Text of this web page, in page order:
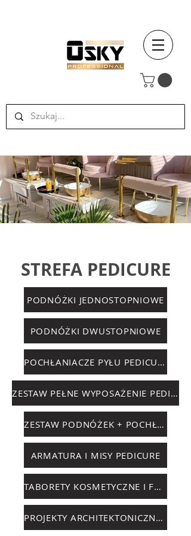
STREFA PEDICURE
PODNÓŻKI JEDNOSTOPNIOWE
PODNÓŻKI DWUSTOPNIOWE
POCHŁANIACZE PYŁU PEDICURE
ZESTAW PEŁNE WYPOSAŻENIE PEDICURE
ZESTAW PODNÓŻEK + POCHŁANIACZ
ARMATURA I MISY PEDICURE
TABORETY KOSMETYCZNE I FOTELE
PROJEKTY ARCHITEKTONICZNE, EBOOK